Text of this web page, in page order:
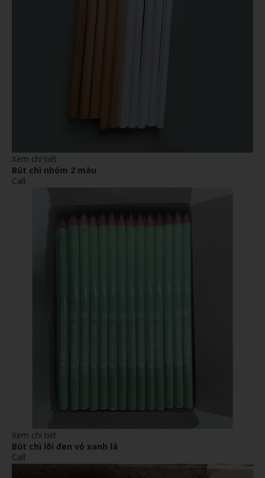
Xem chi tiết
Bút chì nhóm 2 màu
Call
Xem chi tiết
Bút chì lõi đen vỏ xanh lá
Call